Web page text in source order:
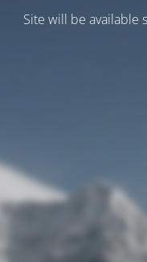
Site will be available